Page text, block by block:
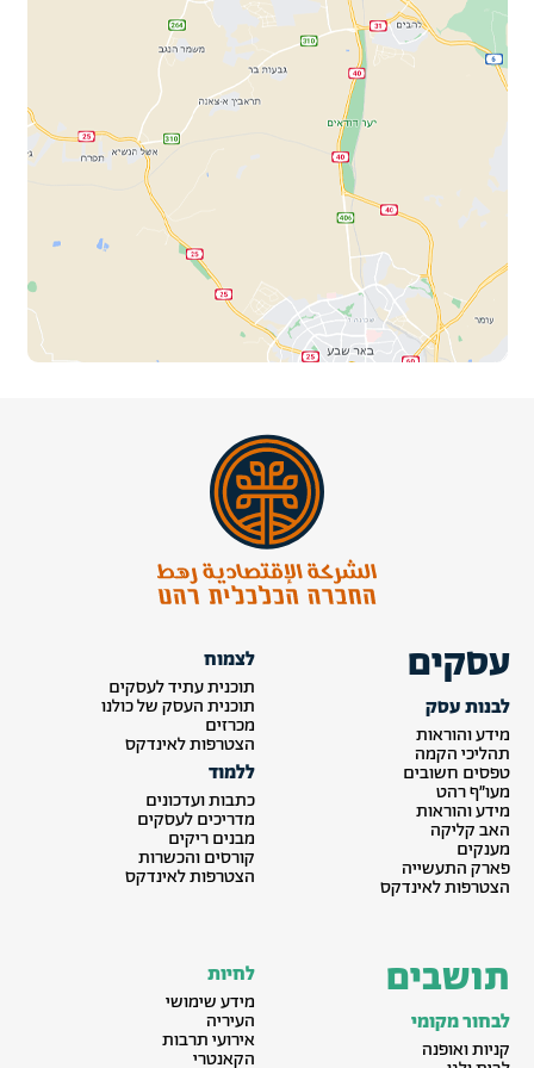
עסקים
לבנות עסק
מידע והוראות
תהליכי הקמה
טפסים חשובים
מעו״ף רהט
מידע והוראות
האב קליקה
מענקים
פארק התעשייה
הצטרפות לאינדקס
לצמוח
תוכנית עתיד לעסקים
תוכנית העסק של כולנו
מכרזים
הצטרפות לאינדקס
ללמוד
כתבות ועדכונים
מדריכים לעסקים
מבנים ריקים
קורסים והכשרות
הצטרפות לאינדקס
תושבים
לבחור מקומי
קניות ואופנה
לחיות
מידע שימושי
העיריה
אירועי תרבות
הקאנטרי